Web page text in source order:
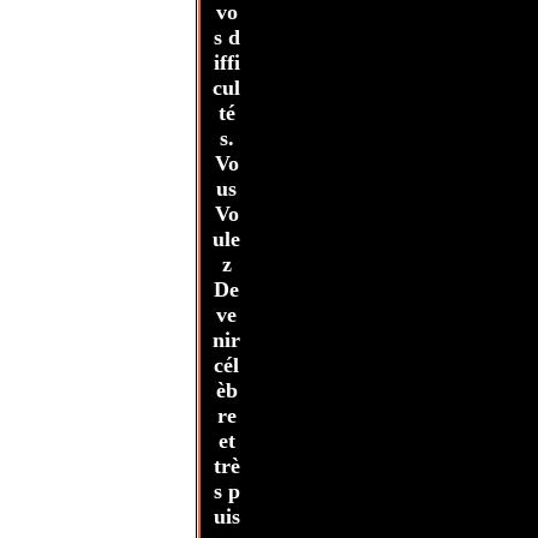
vo
s d
iffi
cul
té
s.
Vo
us
Vo
ule
z
De
ve
nir
cél
èb
re
et
trè
s p
uis